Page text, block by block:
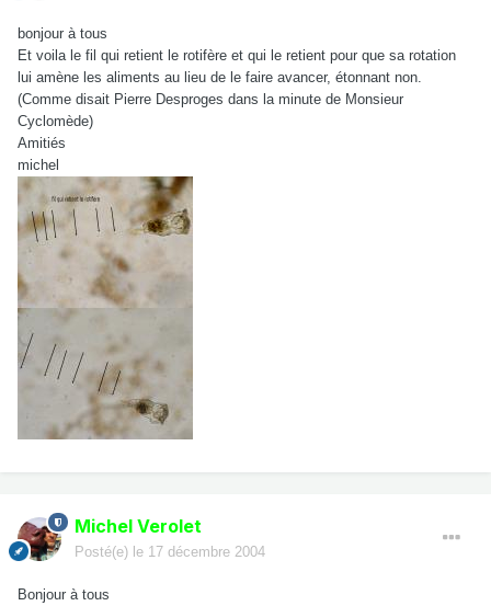
bonjour à tous
Et voila le fil qui retient le rotifère et qui le retient pour que sa rotation
lui amène les aliments au lieu de le faire avancer, étonnant non.
(Comme disait Pierre Desproges dans la minute de Monsieur
Cyclomède)
Amitiés
michel
Michel Verolet
Posté(e) le 17 décembre 2004
Bonjour à tous